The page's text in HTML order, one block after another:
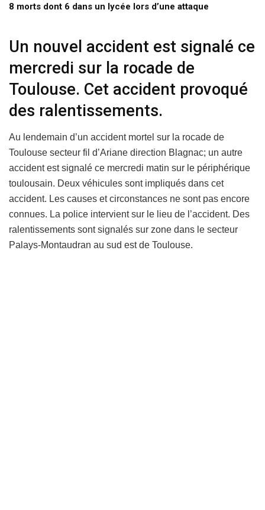
8 morts dont 6 dans un lycée lors d’une attaque
Un nouvel accident est signalé ce
mercredi sur la rocade de
Toulouse. Cet accident provoqué
des ralentissements.
Au lendemain d’un accident mortel sur la rocade de
Toulouse secteur fil d’Ariane direction Blagnac; un autre
accident est signalé ce mercredi matin sur le périphérique
toulousain. Deux véhicules sont impliqués dans cet
accident. Les causes et circonstances ne sont pas encore
connues. La police intervient sur le lieu de l’accident. Des
ralentissements sont signalés sur zone dans le secteur
Palays-Montaudran au sud est de Toulouse.